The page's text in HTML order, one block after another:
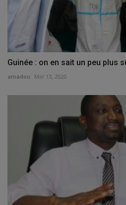
Guinée : on en sait un peu plus
amadou Mar 13, 2020